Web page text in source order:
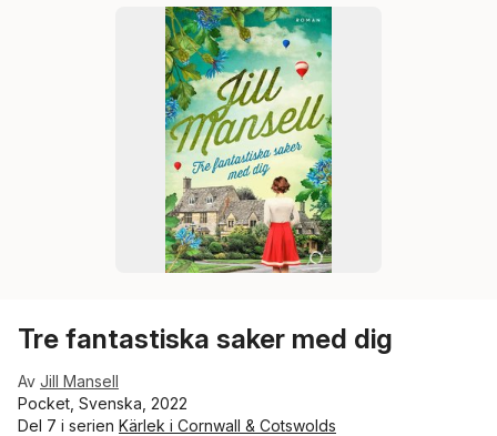
Tre fantastiska saker med dig
Av Jill Mansell
Pocket, Svenska, 2022
Del 7 i serien Kärlek i Cornwall & Cotswolds